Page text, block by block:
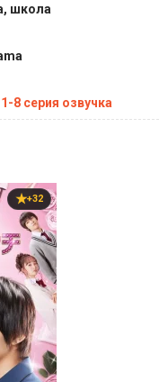
школа
8 серия озвучка
+32